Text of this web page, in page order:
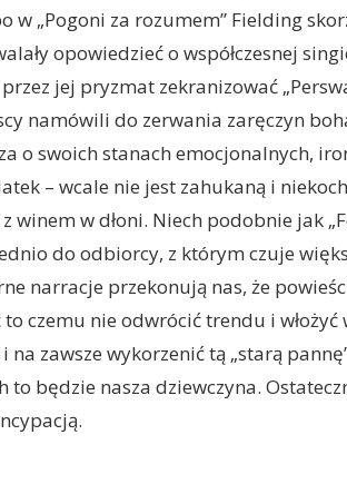
w „Pogoni za rozumem” Fielding
opowiedzieć o współczesnej
przez jej pryzmat zekranizować
namówili do zerwania zaręczyn
o swoich stanach emocjonalnych,
– wcale nie jest zahukaną i
winem w dłoni. Niech podobnie jak
do odbiorcy, z którym czuje
narracje przekonują nas, że
to czemu nie odwrócić trendu i
na zawsze wykorzenić tą „starą
to będzie nasza dziewczyna.